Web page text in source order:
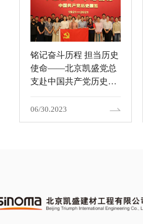
铭记奋斗历程 担当历史
使命——北京凯盛党总
支赴中国共产党历史展
览馆开展“七一”主题党
日活动
06/30.2023